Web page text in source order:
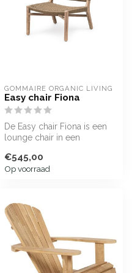
GOMMAIRE ORGANIC LIVING
Easy chair Fiona
De Easy chair Fiona is een
lounge chair in een
Grey ...
€545,00
Op voorraad